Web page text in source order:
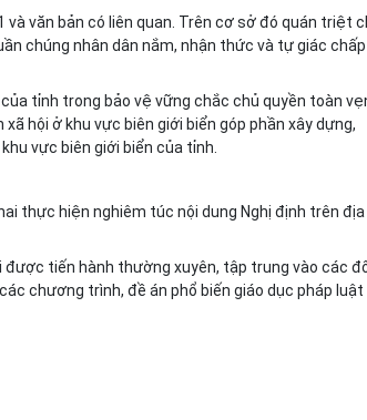
văn bản có liên quan. Trên cơ sở đó quán triệt
chúng nhân dân nắm, nhận thức và tự giác chấp
tỉnh trong bảo vệ vững chắc chủ quyền toàn
xã hội ở khu vực biên giới biển góp phần xây dựng,
vực biên giới biển của tỉnh.
thực hiện nghiêm túc nội dung Nghị định trên địa
được tiến hành thường xuyên, tập trung vào các
chương trình, đề án phổ biến giáo dục pháp luật